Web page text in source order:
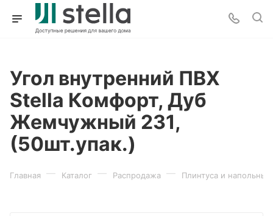
Угол внутренний ПВХ
Stella Комфорт, Дуб
Жемчужный 231,
(50шт.упак.)
Главная — Каталог — Распродажа — Плинтуса и